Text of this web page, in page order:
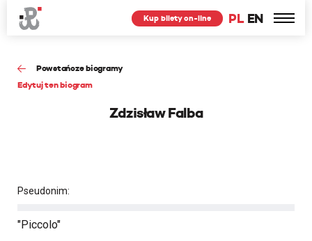
PL EN
Kup bilety on-line
Powstańcze biogramy
Edytuj ten biogram
Zdzisław Falba
Pseudonim:
"Piccolo"